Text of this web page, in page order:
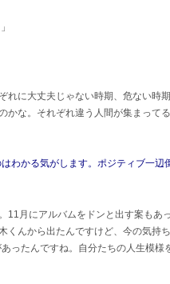
れに大丈夫じゃない時期、危ない時
かな。それぞれ違う人間が集まって
かる気がします。ポジティブ一辺
11月にアルバムをドンと出す案もあ
くんから出たんですけど、今の気持
ったんですね。自分たちの人生模様